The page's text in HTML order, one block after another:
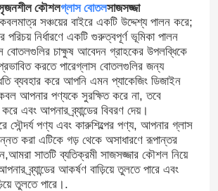
কৌশলগ্লাস বোতলসাজসজ্জা
সঞ্চয়ের বাইরে একটি উদ্দেশ্য পালন করে;
পরিচয় নির্ধারণে একটি গুরুত্বপূর্ণ ভূমিকা পালন
চাক্ষুষ আবেদন গ্রাহকের উপলব্ধিকে
করতে পারেগ্লাস বোতলগুলির জন্য
ব্যবহার করে আপনি এমন প্যাকেজিং ডিজাইন
আপনার পণ্যকে সুরক্ষিত করে না, তবে
এবং আপনার ব্র্যান্ডের বিবরণ দেয়।
সৌন্দর্য পণ্য এবং কারুশিল্পের পণ্য, আপনার গ্লাস
করা এটিকে গড় থেকে অসাধারণে রূপান্তর
সাতটি ব্যতিক্রমী সাজসজ্জার কৌশল নিয়ে
ব্র্যান্ডের আকর্ষণ বাড়িয়ে তুলতে পারে এবং
তুলতে পারে।.